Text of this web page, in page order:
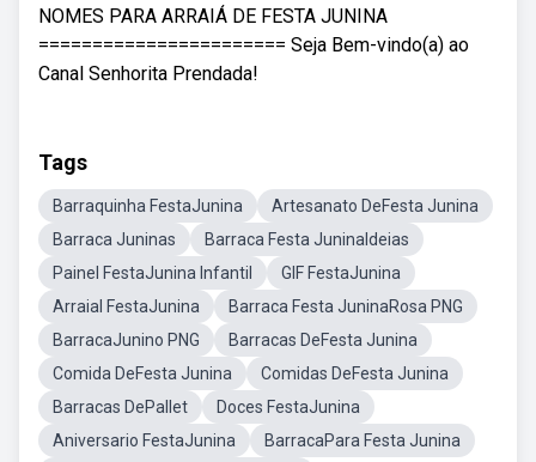
NOMES PARA ARRAIÁ DE FESTA JUNINA
======================= Seja Bem-vindo(a) ao
Canal Senhorita Prendada!
Tags
Barraquinha FestaJunina
Artesanato DeFesta Junina
Barraca Juninas
Barraca Festa JuninaIdeias
Painel FestaJunina Infantil
GIF FestaJunina
Arraial FestaJunina
Barraca Festa JuninaRosa PNG
BarracaJunino PNG
Barracas DeFesta Junina
Comida DeFesta Junina
Comidas DeFesta Junina
Barracas DePallet
Doces FestaJunina
Aniversario FestaJunina
BarracaPara Festa Junina